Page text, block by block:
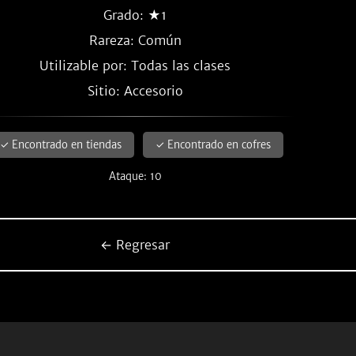
Grado: ★1
Rareza: Común
Utilizable por: Todas las clases
Sitio: Accesorio
✓ Encontrado en tiendas ✓ Encontrado en cofres
Ataque: 10
← Regresar